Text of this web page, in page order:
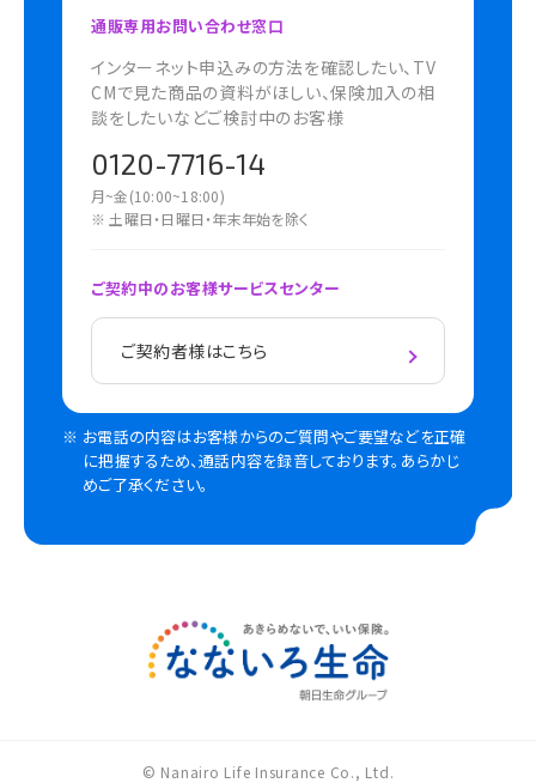
通販専用お問い合わせ窓口
インターネット申込みの方法を確認したい、TV
CMで見た商品の資料がほしい、保険加入の相
談をしたいなどご検討中のお客様
0120-7716-14
月~金(10:00~18:00)
※ 土曜日・日曜日・年末年始を除く
ご契約中のお客様サービスセンター
ご契約者様はこちら
お電話の内容はお客様からのご質問やご要望などを正確
に把握するため、通話内容を録音しております。あらかじ
めご了承ください。
© Nanairo Life Insurance Co., Ltd.